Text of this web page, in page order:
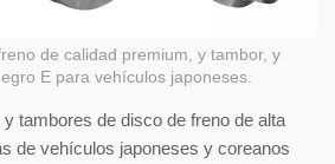
de calidad premium, y tambor, y
E para vehículos japoneses.
tambores de disco de freno de alta
de vehículos japoneses y coreanos